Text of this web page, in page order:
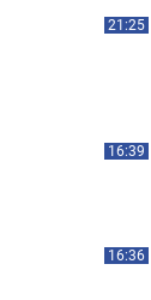
21:25
16:39
16:36